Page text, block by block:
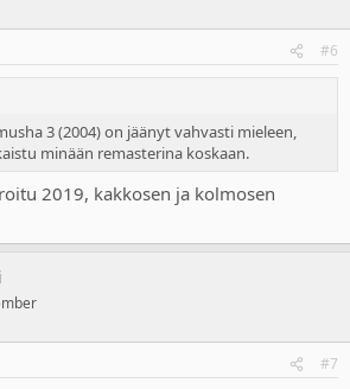
#6
3 (2004) on jäänyt vahvasti mieleen,
minään remasterina koskaan.
2019, kakkosen ja kolmosen
#7